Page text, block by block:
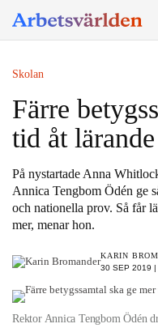
Skolan
Färre
tid åt lärande
På nystartade Anna
Annica Tengbom Ödén ge
och nationella prov. Så får
mer, menar hon.
KARIN
30 SEP 2019
Rektor Annica Tengbom Ödén